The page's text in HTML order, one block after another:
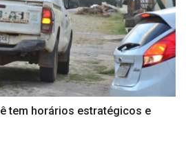
tem horários estratégicos e